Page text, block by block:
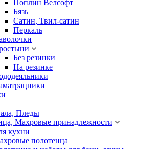
Поплин Велсофт
Бязь
Сатин, Твил-сатин
Перкаль
Без резинки
На резинке
Пледы
Махровые принадлежности
кухни
полотенца